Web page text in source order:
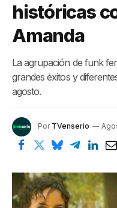
históricas
Amanda
La agrupación de funk
grandes éxitos y
agosto.
Por TVenserio